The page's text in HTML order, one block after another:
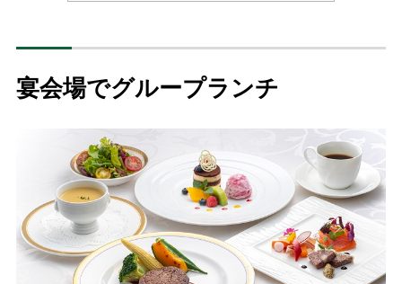
宴会場でグループランチ